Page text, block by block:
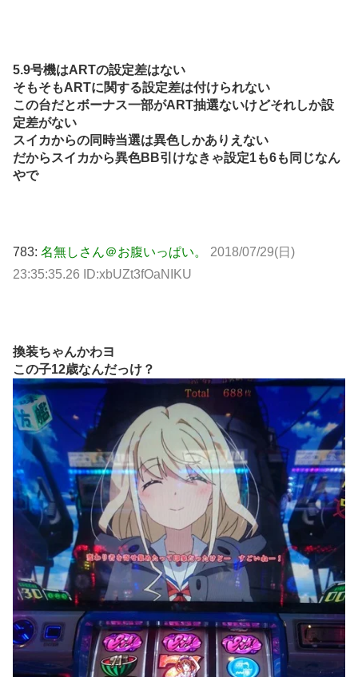
5.9号機はARTの設定差はない
そもそもARTに関する設定差は付けられない
この台だとボーナス一部がART抽選ないけどそれしか設
定差がない
スイカからの同時当選は異色しかありえない
だからスイカから異色BB引けなきゃ設定1も6も同じなん
やで
783: 名無しさん＠お腹いっぱい。
2018/07/29(日)
23:35:35.26 ID:xbUZt3fOaNIKU
換装ちゃんかわヨ
この子12歳なんだっけ？